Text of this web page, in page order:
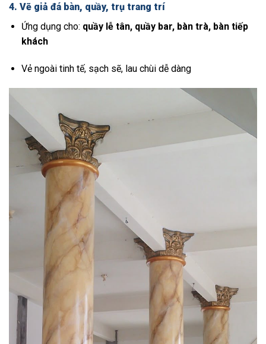
4. Vẽ giả đá bàn, quầy, trụ trang trí
Ứng dụng cho: quầy lễ tân, quầy bar, bàn trà, bàn tiếp
khách
Vẻ ngoài tinh tế, sạch sẽ, lau chùi dễ dàng